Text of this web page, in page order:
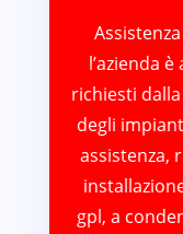
l’azienda
richiesti
degli
assistenza,
gpl, a